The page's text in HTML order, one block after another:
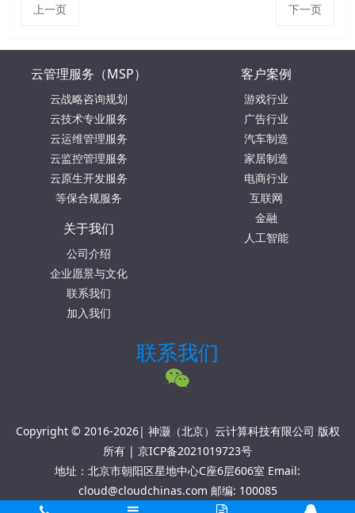
上一页 下一页
云管理服务（MSP）
云战略咨询规划
云技术专业服务
云运维管理服务
云监控管理服务
云原生开发服务
等保合规服务
客户案例
游戏行业
广告行业
汽车制造
家居制造
电商行业
互联网
金融
人工智能
关于我们
公司介绍
企业愿景与文化
联系我们
加入我们
联系我们
Copyright © 2016-2026| 神灏（北京）云计算科技有限公司 版权
所有 | 京ICP备2021019723号
地址：北京市朝阳区星地中心C座6层606室 Email:
cloud@cloudchinas.com 邮编: 100085